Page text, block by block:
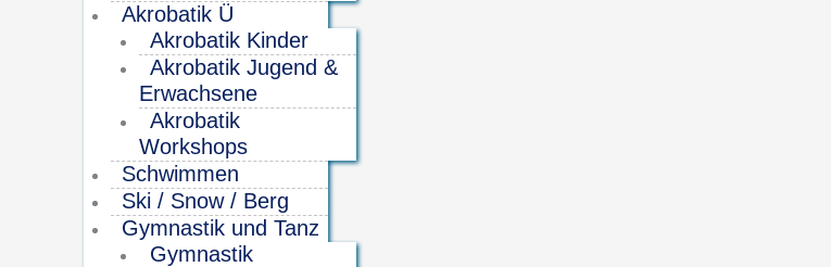
Akrobatik Ü
Akrobatik Kinder
Akrobatik Jugend &
Erwachsene
Akrobatik
Workshops
Schwimmen
Ski / Snow / Berg
Gymnastik und Tanz
Gymnastik